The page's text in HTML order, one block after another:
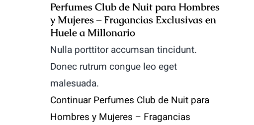
Perfumes Club de Nuit para Hombres
y Mujeres – Fragancias Exclusivas en
Huele a Millonario
Nulla porttitor accumsan tincidunt.
Donec rutrum congue leo eget
malesuada.
ContinuarPerfumes Club de Nuit para
Hombres y Mujeres – Fragancias